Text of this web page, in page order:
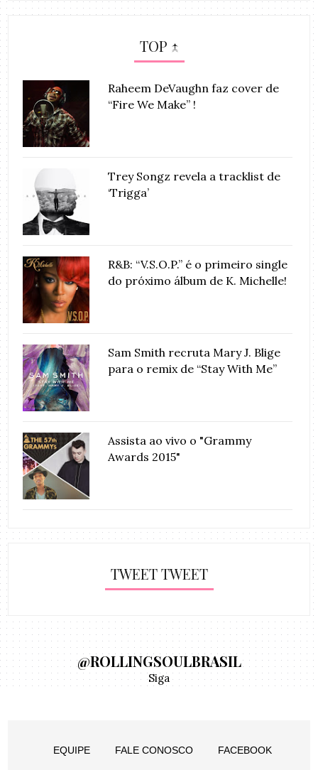
TOP ↑
Raheem DeVaughn faz cover de
“Fire We Make” !
Trey Songz revela a tracklist de
‘Trigga’
R&B: “V.S.O.P.” é o primeiro single
do próximo álbum de K. Michelle!
Sam Smith recruta Mary J. Blige
para o remix de “Stay With Me”
Assista ao vivo o "Grammy
Awards 2015"
TWEET TWEET
@ROLLINGSOULBRASIL
Siga
EQUIPE FALE CONOSCO FACEBOOK